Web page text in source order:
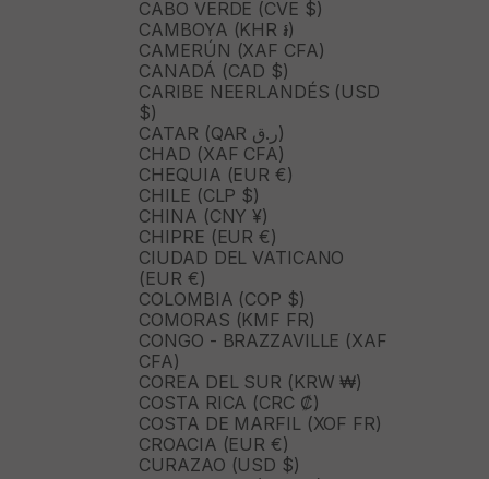
CABO VERDE (CVE $)
CAMBOYA (KHR ៛)
CAMERÚN (XAF CFA)
CANADÁ (CAD $)
CARIBE NEERLANDÉS (USD
$)
CATAR (QAR ر.ق)
CHAD (XAF CFA)
CHEQUIA (EUR €)
CHILE (CLP $)
CHINA (CNY ¥)
CHIPRE (EUR €)
CIUDAD DEL VATICANO
(EUR €)
COLOMBIA (COP $)
COMORAS (KMF FR)
CONGO - BRAZZAVILLE (XAF
CFA)
COREA DEL SUR (KRW ₩)
COSTA RICA (CRC ₡)
COSTA DE MARFIL (XOF FR)
CROACIA (EUR €)
CURAZAO (USD $)